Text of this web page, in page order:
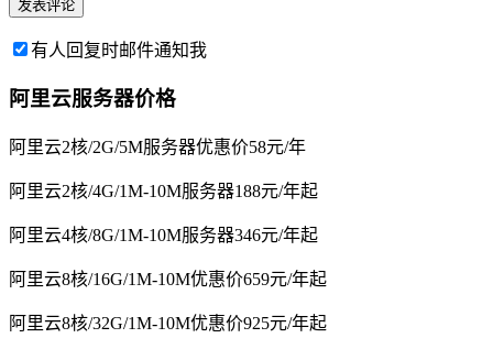
有人回复时邮件通知我
阿里云服务器价格
阿里云2核/2G/5M服务器优惠价58元/年
阿里云2核/4G/1M-10M服务器188元/年起
阿里云4核/8G/1M-10M服务器346元/年起
阿里云8核/16G/1M-10M优惠价659元/年起
阿里云8核/32G/1M-10M优惠价925元/年起